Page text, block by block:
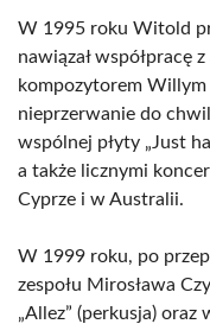
W 1995 roku Witold
nawiązał współpracę
kompozytorem Willym
nieprzerwanie do
wspólnej płyty „Just
a także licznymi
Cyprze i w Australii.
W 1999 roku, po
zespołu Mirosława
„Allez” (perkusja) oraz